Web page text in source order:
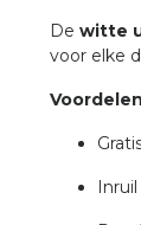
De witte
voor elke